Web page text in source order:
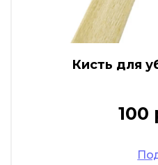
Кисть для
100